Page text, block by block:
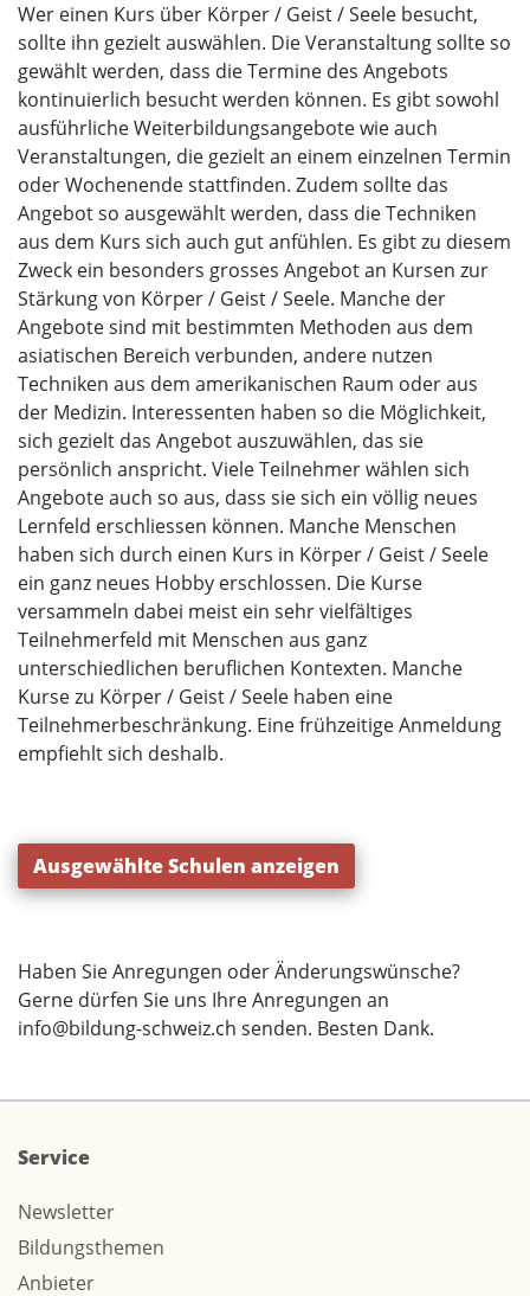
Wer einen Kurs über Körper / Geist / Seele besucht,
sollte ihn gezielt auswählen. Die Veranstaltung sollte so
gewählt werden, dass die Termine des Angebots
kontinuierlich besucht werden können. Es gibt sowohl
ausführliche Weiterbildungsangebote wie auch
Veranstaltungen, die gezielt an einem einzelnen Termin
oder Wochenende stattfinden. Zudem sollte das
Angebot so ausgewählt werden, dass die Techniken
aus dem Kurs sich auch gut anfühlen. Es gibt zu diesem
Zweck ein besonders grosses Angebot an Kursen zur
Stärkung von Körper / Geist / Seele. Manche der
Angebote sind mit bestimmten Methoden aus dem
asiatischen Bereich verbunden, andere nutzen
Techniken aus dem amerikanischen Raum oder aus
der Medizin. Interessenten haben so die Möglichkeit,
sich gezielt das Angebot auszuwählen, das sie
persönlich anspricht. Viele Teilnehmer wählen sich
Angebote auch so aus, dass sie sich ein völlig neues
Lernfeld erschliessen können. Manche Menschen
haben sich durch einen Kurs in Körper / Geist / Seele
ein ganz neues Hobby erschlossen. Die Kurse
versammeln dabei meist ein sehr vielfältiges
Teilnehmerfeld mit Menschen aus ganz
unterschiedlichen beruflichen Kontexten. Manche
Kurse zu Körper / Geist / Seele haben eine
Teilnehmerbeschränkung. Eine frühzeitige Anmeldung
empfiehlt sich deshalb.
Ausgewählte Schulen anzeigen
Haben Sie Anregungen oder Änderungswünsche?
Gerne dürfen Sie uns Ihre Anregungen an
info@bildung-schweiz.ch senden. Besten Dank.
Service
Newsletter
Bildungsthemen
Anbieter